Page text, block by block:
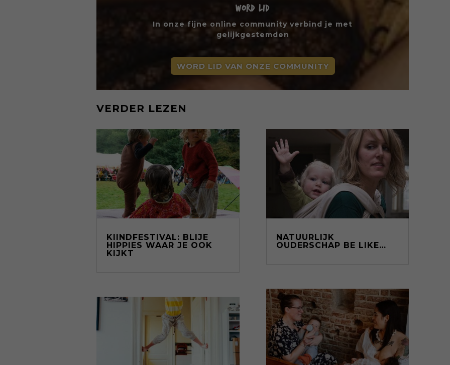
WORD LID
In onze fijne online community verbind je met
gelijkgestemden
WORD LID VAN ONZE COMMUNITY
VERDER LEZEN
KIINDFESTIVAL: BLIJE
HIPPIES WAAR JE OOK
KIJKT
NATUURLIJK
OUDERSCHAP BE LIKE…